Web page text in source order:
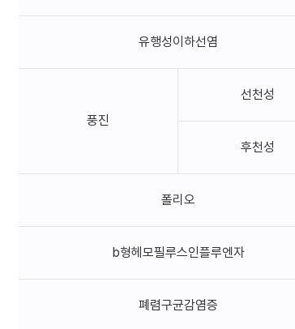
유행성이하선염
풍진
선천성
후천성
폴리오
b형헤모필루스인플루엔자
폐렴구균감염증